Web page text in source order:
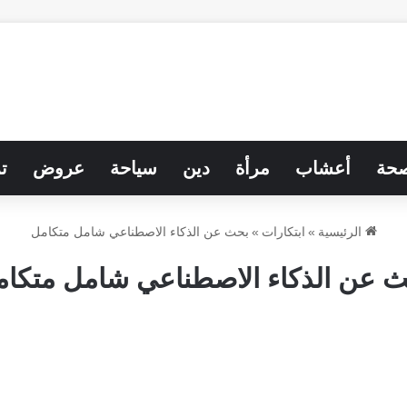
أعشاب مرأة دين سياحة عروض
الرئيسية » ابتكارات » بحث عن الذكاء الاصطناعي شامل متكامل
عن الذكاء الاصطناعي شامل